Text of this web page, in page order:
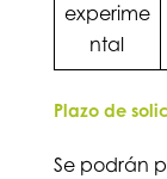
experime
ntal
Plazo de
Se podrán